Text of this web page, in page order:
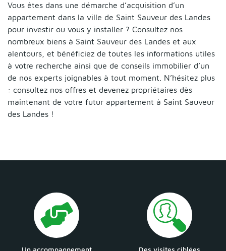
Vous êtes dans une démarche d’acquisition d’un
appartement dans la ville de Saint Sauveur des Landes
pour investir ou vous y installer ? Consultez nos
nombreux biens à Saint Sauveur des Landes et aux
alentours, et bénéficiez de toutes les informations utiles
à votre recherche ainsi que de conseils immobilier d’un
de nos experts joignables à tout moment. N’hésitez plus
: consultez nos offres et devenez propriétaires dès
maintenant de votre futur appartement à Saint Sauveur
des Landes !